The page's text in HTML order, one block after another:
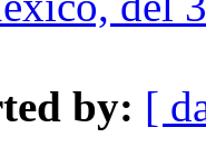
by: [